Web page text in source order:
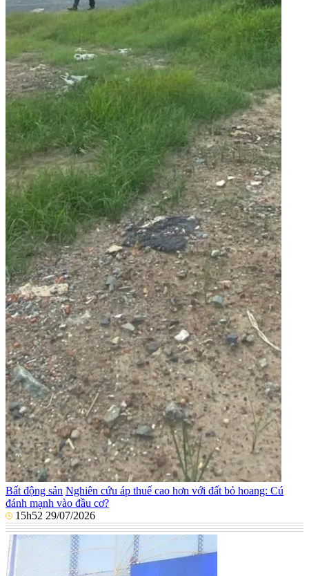
Bất động sản Nghiên cứu áp thuế cao hơn với đất bỏ hoang: Cú
đánh mạnh vào đầu cơ?
15h52 29/07/2026